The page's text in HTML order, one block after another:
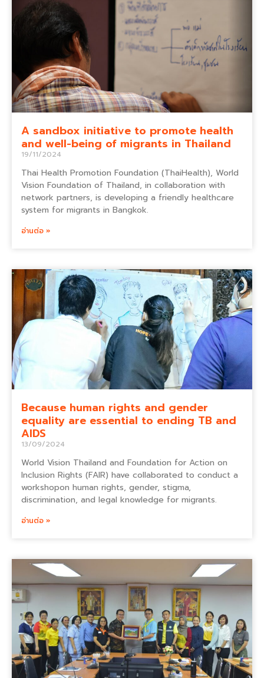
A sandbox initiative to promote health
and well-being of migrants in Thailand
19/11/2024
Thai Health Promotion Foundation (ThaiHealth), World
Vision Foundation of Thailand, in collaboration with
network partners, is developing a friendly healthcare
system for migrants in Bangkok.
อ่านต่อ »
Because human rights and gender
equality are essential to ending TB and
AIDS
13/09/2024
World Vision Thailand and Foundation for Action on
Inclusion Rights (FAIR) have collaborated to conduct a
workshopon human rights, gender, stigma,
discrimination, and legal knowledge for migrants.
อ่านต่อ »